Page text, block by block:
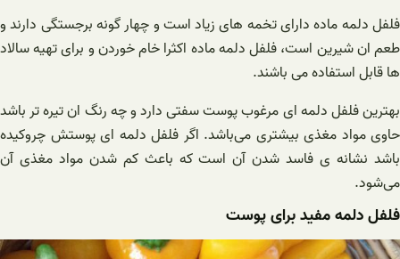
فلفل دلمه ماده دارای تخمه های زیاد است و چهار گونه برجستگی دارند و
طعم ان شیرین است، فلفل دلمه ماده اکثرا خام خوردن و برای تهیه سالاد
ها قابل استفاده می باشند.
بهترین فلفل دلمه ای مرغوب پوست سفتی دارد و چه رنگ ان تیره تر باشد
حاوی مواد مغذی بیشتری می‌باشد. اگر فلفل دلمه ای پوستش چروکیده
باشد نشانه ی فاسد شدن آن است که باعث کم شدن مواد مغذی آن
می‌شود.
فلفل دلمه مفید برای پوست